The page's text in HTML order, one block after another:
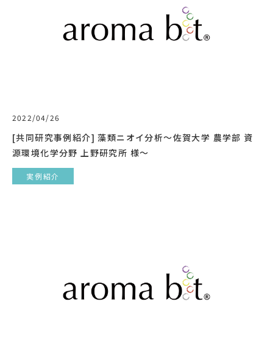
2022/04/26
[共同研究事例紹介] 藻類ニオイ分析〜佐賀大学 農学部 資
源環境化学分野 上野研究所 様〜
実例紹介